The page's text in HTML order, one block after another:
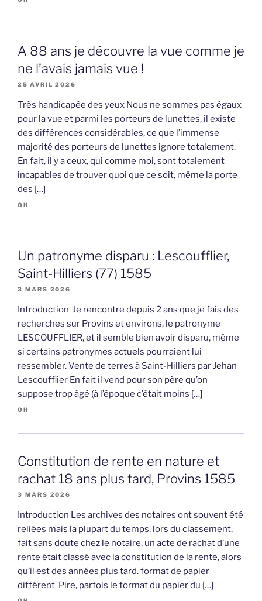
A 88 ans je découvre la vue comme je
ne l’avais jamais vue !
25 AVRIL 2026
Très handicapée des yeux Nous ne sommes pas égaux
pour la vue et parmi les porteurs de lunettes, il existe
des différences considérables, ce que l’immense
majorité des porteurs de lunettes ignore totalement.
En fait, il y a ceux, qui comme moi, sont totalement
incapables de trouver quoi que ce soit, même la porte
des […]
OH
Un patronyme disparu : Lescoufflier,
Saint-Hilliers (77) 1585
3 MARS 2026
Introduction Je rencontre depuis 2 ans que je fais des
recherches sur Provins et environs, le patronyme
LESCOUFFLIER, et il semble bien avoir disparu, même
si certains patronymes actuels pourraient lui
ressembler. Vente de terres à Saint-Hilliers par Jehan
Lescoufflier En fait il vend pour son père qu’on
suppose trop âgé (à l’époque c’était moins […]
OH
Constitution de rente en nature et
rachat 18 ans plus tard, Provins 1585
3 MARS 2026
Introduction Les archives des notaires ont souvent été
reliées mais la plupart du temps, lors du classement,
fait sans doute chez le notaire, un acte de rachat d’une
rente était classé avec la constitution de la rente, alors
qu’il est des années plus tard. format de papier
différent Pire, parfois le format du papier du […]